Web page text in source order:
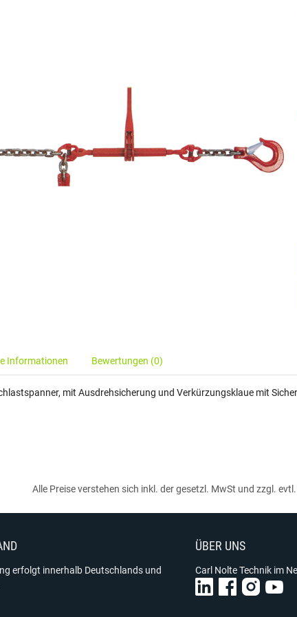
Informationen Bewertungen (0)
mit Ausdrehsicherung und Verkürzungsklaue mit
Alle Preise verstehen sich inkl. der gesetzl. MwSt und zzgl. evtl.
erfolgt innerhalb Deutschlands und
ÜBER UNS
Carl Nolte Technik im